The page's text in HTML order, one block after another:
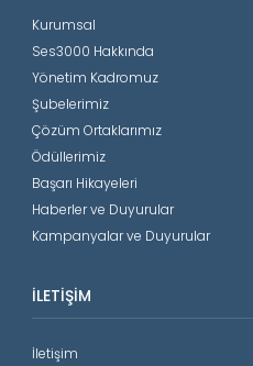
Kurumsal
Ses3000 Hakkında
Yönetim Kadromuz
Şubelerimiz
Çözüm Ortaklarımız
Ödüllerimiz
Başarı Hikayeleri
Haberler ve Duyurular
Kampanyalar ve Duyurular
İLETIŞIM
İletişim